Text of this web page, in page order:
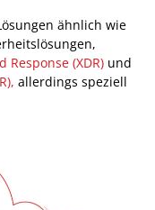
ähnlich wie
Response (XDR) und
allerdings speziell